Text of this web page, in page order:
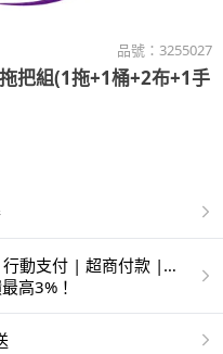
品號： 3255027
把組(1拖+1桶+2布+1手
動支付 | 超商付款 |
高3%！